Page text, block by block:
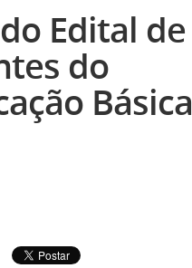
Edital de
do
Básica